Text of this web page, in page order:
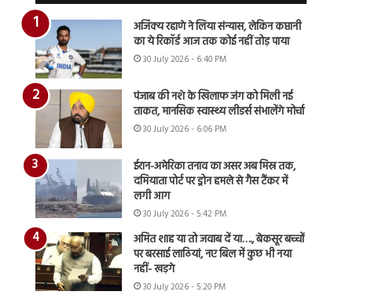
अजिंक्य रहाणे ने लिया संन्यास, लेकिन कप्तानी
का ये रिकॉर्ड आज तक कोई नहीं तोड़ पाया
30 July 2026 - 6:40 PM
पंजाब की नशे के खिलाफ जंग को मिली नई
ताकत, मानसिक स्वास्थ्य लीडर्स संभालेंगे मोर्चा
30 July 2026 - 6:06 PM
ईरान-अमेरिका तनाव का असर अब मिस्र तक,
दमियाता पोर्ट पर ड्रोन हमले से गैस टैंकर में
लगी आग
30 July 2026 - 5:42 PM
अमित शाह या तो जवाब दें या…., बेकसूर बच्चों
पर बरसाई लाठियां, नए बिल में कुछ भी नया
नहीं- खड़गे
30 July 2026 - 5:20 PM